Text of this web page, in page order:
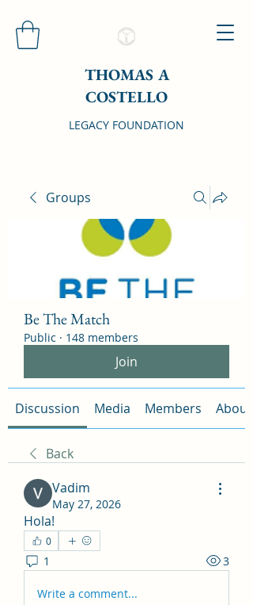
THOMAS A
COSTELLO
LEGACY FOUNDATION
Groups
Be The Match
Public · 148 members
Join
Discussion Media Members About
Back
Vadim
May 27, 2026
Hola!
0
1 3
Write a comment...